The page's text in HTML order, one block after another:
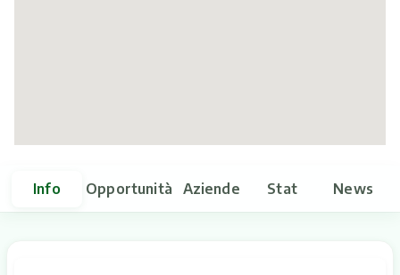
Info Opportunità Aziende Stat News